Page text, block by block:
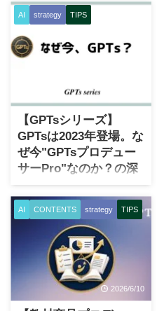
AI strategy TIPS
【GPTsシリーズ】
GPTsは2023年登場。な
ぜ今"GPTsプロデュー
サーPro"なのか？の深
いワケ
あなたを無敵にするかもしれ
ないGPTsの誕生はいつ？ AIの
進歩、進化は2022年暮れ頃か
ら明らかに別次元になったと
実感します。つまり、
ChatGPTが爆誕してから、と
いう意味です。 2022年暮れの
前まではAIといってもほとん
AI CONTENTS strategy TIPS
2026/6/10